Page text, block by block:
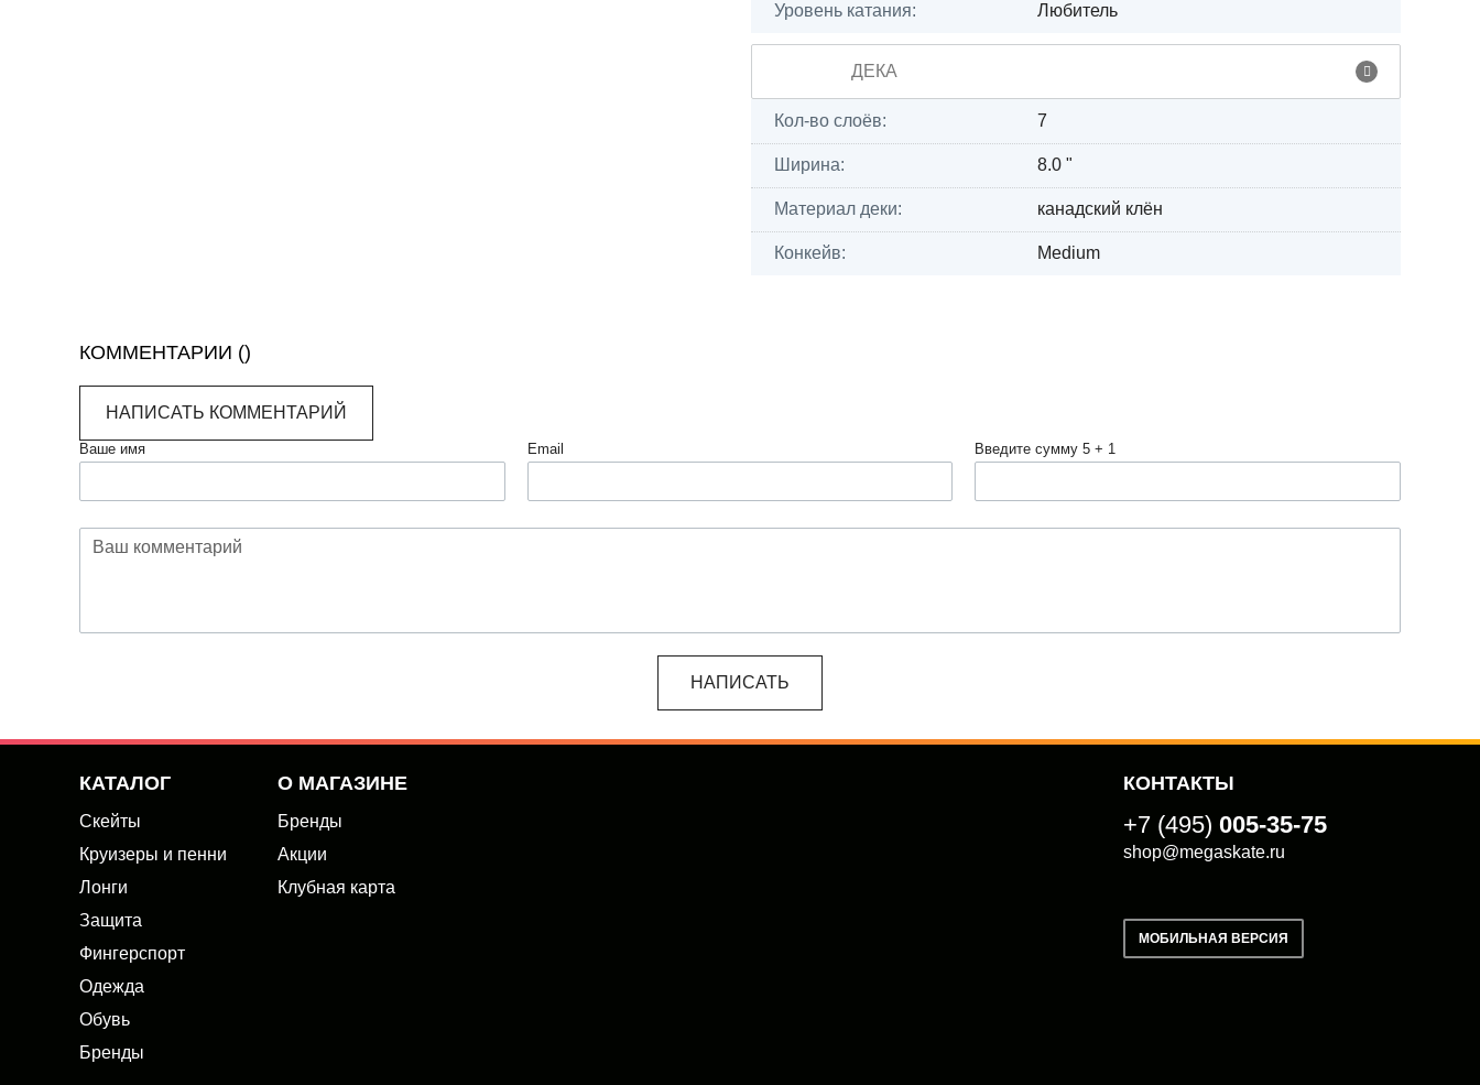
Уровень катания: Любитель
ДЕКА
Кол-во слоёв: 7
Ширина: 8.0 "
Материал деки: канадский клён
Конкейв: Medium
КОММЕНТАРИИ ()
НАПИСАТЬ КОММЕНТАРИЙ
Ваше имя Email Введите сумму 5 + 1
КАТАЛОГ
Скейты
Круизеры и пенни
Лонги
Защита
Фингерспорт
Одежда
Обувь
Бренды
О МАГАЗИНЕ
Бренды
Акции
Клубная карта
КОНТАКТЫ
+7 (495) 005-35-75
shop@megaskate.ru
МОБИЛЬНАЯ ВЕРСИЯ